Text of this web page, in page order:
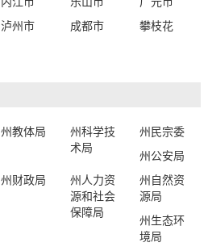
泸州市 成都市
攀枝花
州教体局
州科学技
术局
州民宗委
州公安局
州财政局
州人力资
源和社会
保障局
州自然资
源局
州生态环
境局